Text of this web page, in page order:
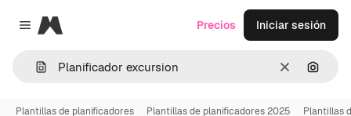
Close menu
Magnific
Borrar
Precios Iniciar sesión
Plantillas de planificadores Plantillas de planificadores 2025 Plantillas